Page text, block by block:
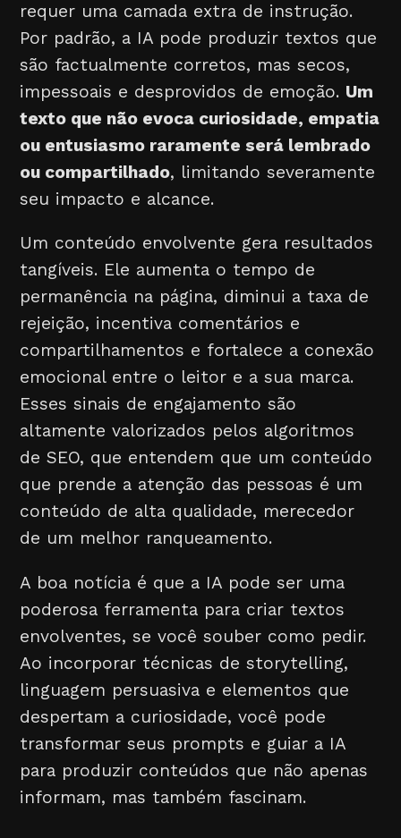
requer uma camada extra de instrução.
Por padrão, a IA pode produzir textos que
são factualmente corretos, mas secos,
impessoais e desprovidos de emoção. Um
texto que não evoca curiosidade, empatia
ou entusiasmo raramente será lembrado
ou compartilhado, limitando severamente
seu impacto e alcance.
Um conteúdo envolvente gera resultados
tangíveis. Ele aumenta o tempo de
permanência na página, diminui a taxa de
rejeição, incentiva comentários e
compartilhamentos e fortalece a conexão
emocional entre o leitor e a sua marca.
Esses sinais de engajamento são
altamente valorizados pelos algoritmos
de SEO, que entendem que um conteúdo
que prende a atenção das pessoas é um
conteúdo de alta qualidade, merecedor
de um melhor ranqueamento.
A boa notícia é que a IA pode ser uma
poderosa ferramenta para criar textos
envolventes, se você souber como pedir.
Ao incorporar técnicas de storytelling,
linguagem persuasiva e elementos que
despertam a curiosidade, você pode
transformar seus prompts e guiar a IA
para produzir conteúdos que não apenas
informam, mas também fascinam.